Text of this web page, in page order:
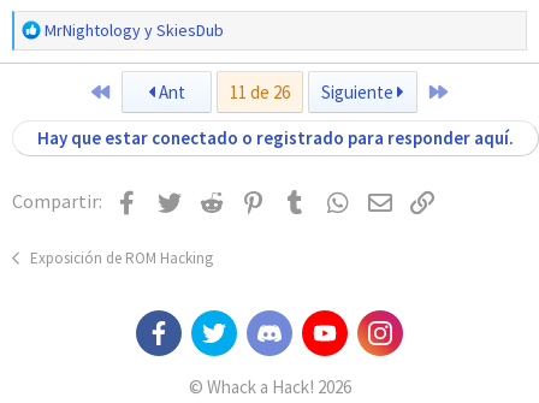
R
e
c
i
e
:
MrNightologyySkiesDub
PrimeroAnt 11 de 26 Siguiente Último
Hay que estar conectado o registrado para responder aquí.
Compartir: Facebook
TwitterReddit Pinterest
TumblrWhatsApp
EmailEnlace
Exposición de ROM Hacking
© Whack a Hack! 2026